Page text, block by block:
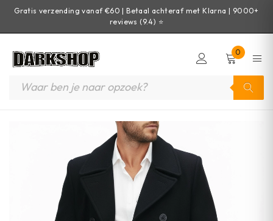
Gratis verzending vanaf €60 | Betaal achteraf met Klarna | 9000+
reviews (9.4) ⭐
0